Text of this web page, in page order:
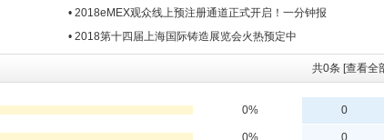
• 2018eMEX观众线上预注册通道正式开启！一分钟报
• 2018第十四届上海国际铸造展览会火热预定中
共0条 [查看全